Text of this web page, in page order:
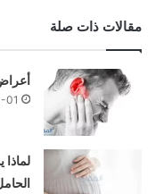
مقالات ذات صلة
01
لماذا